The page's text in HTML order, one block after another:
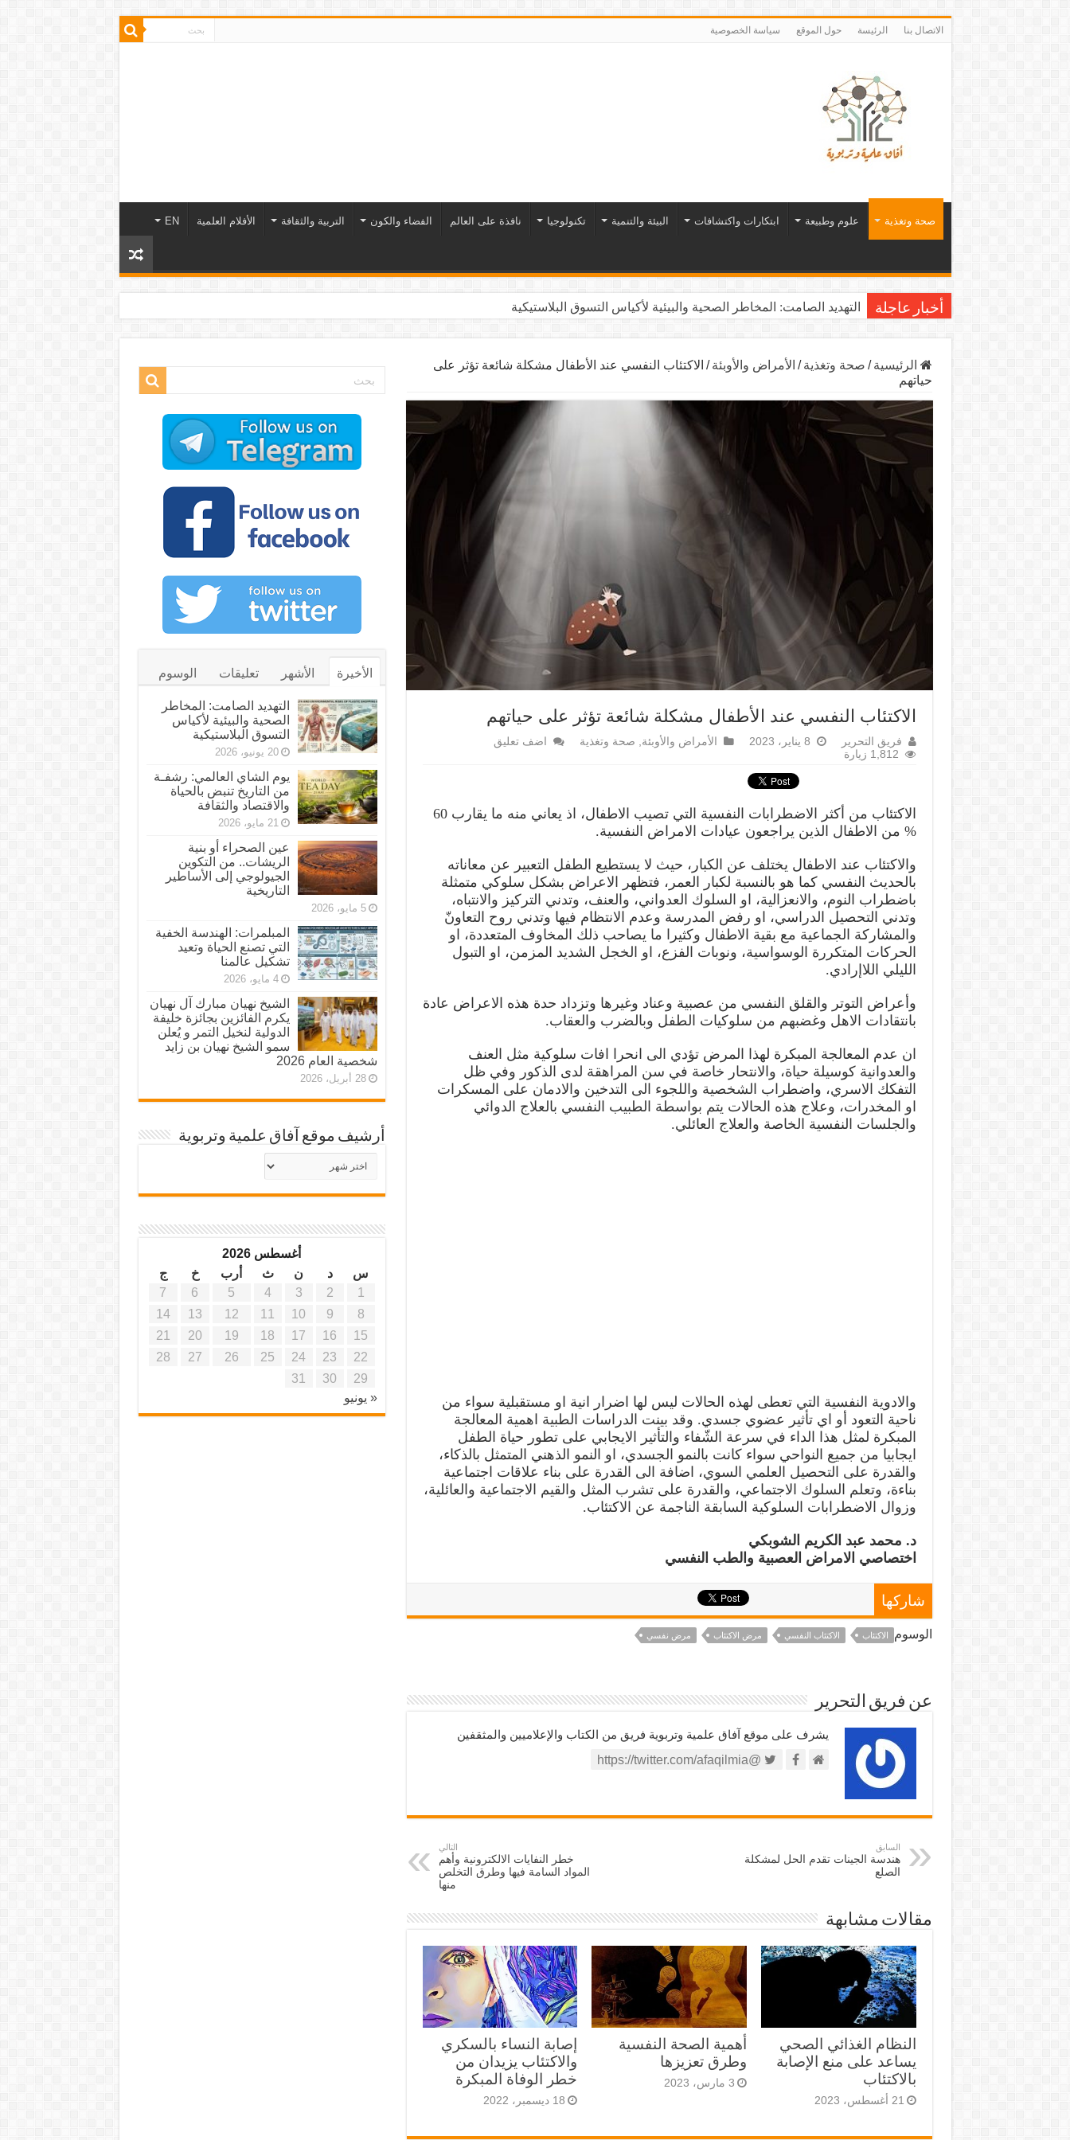
الاتصال بنا الرئيسة حول الموقع سياسة الخصوصية
صحة وتغذية علوم وطبيعة ابتكارات واكتشافات البيئة والتنمية تكنولوجيا نافذة على العالم الفضاء والكون التربية والثقافة الأفلام العلمية EN
أخبار عاجلة التهديد الصامت: المخاطر الصحية والبيئية لأكياس التسوق البلاستيكية
الرئيسية / صحة وتغذية / الأمراض والأوبئة / الاكتئاب النفسي عند الأطفال مشكلة شائعة تؤثر على
حياتهم
الاكتئاب النفسي عند الأطفال مشكلة شائعة تؤثر على حياتهم
فريق التحرير 8 يناير، 2023 الأمراض والأوبئة, صحة وتغذية
اضف تعليق
1,812 زيارة
الاكتئاب من أكثر الاضطرابات النفسية التي تصيب الاطفال، اذ يعاني منه ما يقارب 60
% من الاطفال الذين يراجعون عيادات الامراض النفسية.
والاكتئاب عند الاطفال يختلف عن الكبار، حيث لا يستطيع الطفل التعبير عن معاناته
بالحديث النفسي كما هو بالنسبة لكبار العمر، فتظهر الاعراض بشكل سلوكي متمثلة
باضطراب النوم، والانعزالية، او السلوك العدواني، والعنف، وتدني التركيز والانتباه،
وتدني التحصيل الدراسي، او رفض المدرسة وعدم الانتظام فيها وتدني روح التعاونّ
والمشاركة الجماعية مع بقية الاطفال وكثيرا ما يصاحب ذلك المخاوف المتعددة، او
الحركات المتكررة الوسواسية، ونوبات الفزع، او الخجل الشديد المزمن، او التبول
الليلي اللاإرادي.
وأعراض التوتر والقلق النفسي من عصبية وعناد وغيرها وتزداد حدة هذه الاعراض عادة
بانتقادات الاهل وغضبهم من سلوكيات الطفل وبالضرب والعقاب.
ان عدم المعالجة المبكرة لهذا المرض تؤدي الى انحرا افات سلوكية مثل العنف
والعدوانية كوسيلة حياة، والانتحار خاصة في سن المراهقة لدى الذكور وفي ظل
التفكك الاسري، واضطراب الشخصية واللجوء الى التدخين والادمان على المسكرات
او المخدرات، وعلاج هذه الحالات يتم بواسطة الطبيب النفسي بالعلاج الدوائي
والجلسات النفسية الخاصة والعلاج العائلي.
والادوية النفسية التي تعطى لهذه الحالات ليس لها اضرار انية او مستقبلية سواء من
ناحية التعود أو اي تأثير عضوي جسدي. وقد بينت الدراسات الطبية اهمية المعالجة
المبكرة لمثل هذا الداء في سرعة الشّفاء والتأثير الايجابي على تطور حياة الطفل
ايجابيا من جميع النواحي سواء كانت بالنمو الجسدي، او النمو الذهني المتمثل بالذكاء،
والقدرة على التحصيل العلمي السوي، اضافة الى القدرة على بناء علاقات اجتماعية
بناءة، وتعلم السلوك الاجتماعي، والقدرة على تشرب المثل والقيم الاجتماعية والعائلية،
وزوال الاضطرابات السلوكية السابقة الناجمة عن الاكتئاب.
د. محمد عبد الكريم الشوبكي
اختصاصي الامراض العصبية والطب النفسي
شاركها
الوسوم الاكتئاب الاكتئاب النفسي مرض الاكتئاب مرض نفسي
عن فريق التحرير
يشرف على موقع آفاق علمية وتربوية فريق من الكتاب والإعلاميين والمثقفين
@https://twitter.com/afaqilmia
السابق
هندسة الجينات تقدم الحل لمشكلة
الصلع
التالي
خطر النفايات الالكترونية وأهم
المواد السامة فيها وطرق التخلص
منها
مقالات مشابهة
النظام الغذائي الصحي
يساعد على منع الإصابة
بالاكتئاب
21 أغسطس، 2023
أهمية الصحة النفسية
وطرق تعزيزها
3 مارس، 2023
إصابة النساء بالسكري
والاكتئاب يزيدان من
خطر الوفاة المبكرة
18 ديسمبر، 2022
الأخيرة الأشهر تعليقات الوسوم
التهديد الصامت: المخاطر
الصحية والبيئية لأكياس
التسوق البلاستيكية
20 يونيو، 2026
يوم الشاي العالمي: رشفـة
من التاريخ تنبض بالحياة
والاقتصاد والثقافة
21 مايو، 2026
عين الصحراء أو بنية
الريشات.. من التكوين
الجيولوجي إلى الأساطير
التاريخية
5 مايو، 2026
المبلمرات: الهندسة الخفية
التي تصنع الحياة وتعيد
تشكيل عالمنا
4 مايو، 2026
الشيخ نهيان مبارك آل نهيان
يكرم الفائزين بجائزة خليفة
الدولية لنخيل التمر و يُعلن
سمو الشيخ نهيان بن زايد
شخصية العام 2026
28 أبريل، 2026
أرشيف موقع آفاق علمية وتربوية
أرشيف
موقع
أغسطس 2026
س
د ن ث أرب خ
ج
1
2
3
4
5
6
7
8
9
10
11
12
13
14
15
16
17
18
19
20
21
22
23
24
25
26
27
28
29
30
31
« يونيو